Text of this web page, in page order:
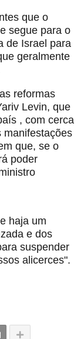
que o
segue para o
de Israel para
geralmente
reformas
Levin, que
, com cerca
manifestações
que, se o
poder
haja um
e dos
suspender
alicerces".